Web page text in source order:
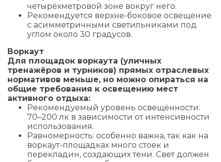
четырёхметровой зоне вокруг него.
Рекомендуется верхне-боковое освещение
с асимметричными светильниками под
углом около 30 градусов.
Воркаут
Для площадок воркаута (уличных
тренажёров и турников) прямых отраслевых
нормативов меньше, но можно опираться на
общие требования к освещению мест
активного отдыха:
Рекомендуемый уровень освещённости:
70–200 лк в зависимости от интенсивности
использования.
Равномерность: особенно важна, так как на
воркаут-площадках много стоек и
перекладин, создающих тени. Свет должен